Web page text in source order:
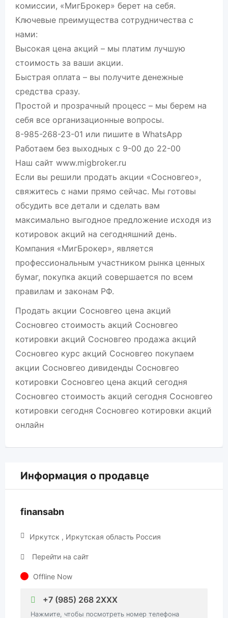
комиссии, «МигБрокер» берет на себя.
Ключевые преимущества сотрудничества с
нами:
Высокая цена акций – мы платим лучшую
стоимость за ваши акции.
Быстрая оплата – вы получите денежные
средства сразу.
Простой и прозрачный процесс – мы берем на
себя все организационные вопросы.
8-985-268-23-01 или пишите в WhatsApp
Работаем без выходных с 9-00 до 22-00
Наш сайт www.migbroker.ru
Если вы решили продать акции «Сосновгео»,
свяжитесь с нами прямо сейчас. Мы готовы
обсудить все детали и сделать вам
максимально выгодное предложение исходя из
котировок акций на сегодняшний день.
Компания «МигБрокер», является
профессиональным участником рынка ценных
бумаг, покупка акций совершается по всем
правилам и законам РФ.
Продать акции Сосновгео цена акций
Сосновгео стоимость акций Сосновгео
котировки акций Сосновгео продажа акций
Сосновгео курс акций Сосновгео покупаем
акции Сосновгео дивиденды Сосновгео
котировки Сосновгео цена акций сегодня
Сосновгео стоимость акций сегодня Сосновгео
котировки сегодня Сосновгео котировки акций
онлайн
Информация о продавце
finansabn
Иркутск , Иркутская область Россия
Перейти на сайт
Offline Now
+7 (985) 268 2XXX
Нажмите, чтобы посмотреть номер телефона